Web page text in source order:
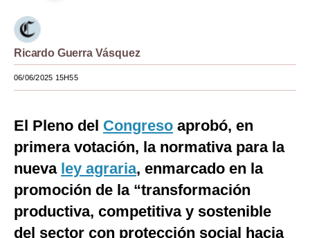
EEUU
México
Tecnología
Club del Suscriptor
Mix
G de Gestión
Ricardo Guerra Vásquez
06/06/2025 15H55
El Pleno del Congreso aprobó, en
primera votación, la normativa para la
nueva ley agraria, enmarcado en la
promoción de la “transformación
productiva, competitiva y sostenible
del sector con protección social hacia